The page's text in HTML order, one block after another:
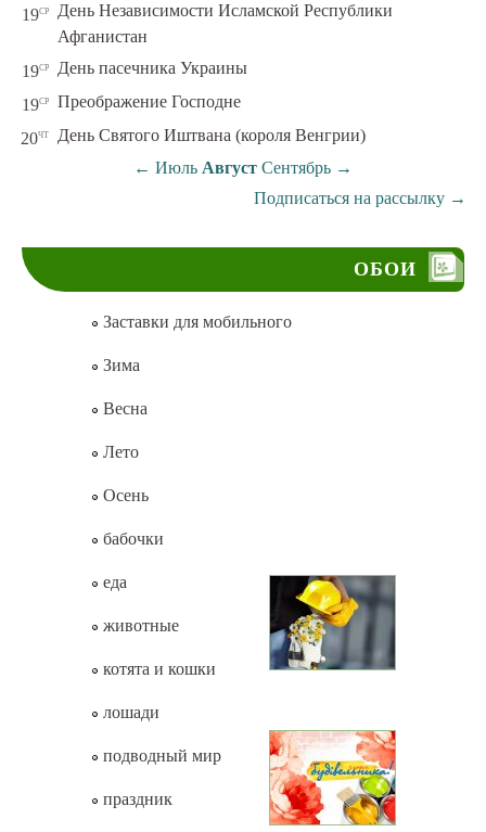
19ср
День Независимости Исламской Республики
Афганистан
19ср День пасечника Украины
19ср Преображение Господне
20чт
День Святого Иштвана (короля Венгрии)
← Июль Август Сентябрь →
Подписаться на рассылку →
ОБОИ
Заставки для мобильного
Зима
Весна
Лето
Осень
бабочки
еда
животные
котята и кошки
лошади
подводный мир
праздник